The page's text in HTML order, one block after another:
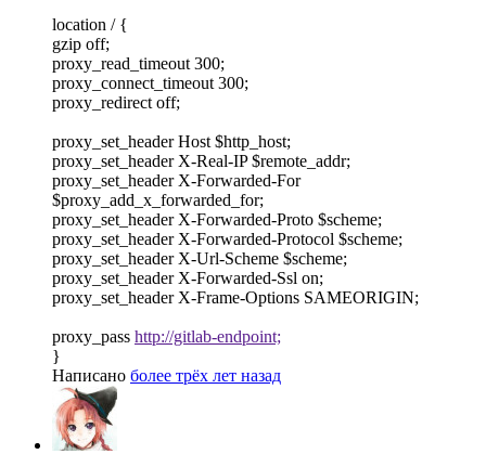
location / {
gzip off;
proxy_read_timeout 300;
proxy_connect_timeout 300;
proxy_redirect off;
proxy_set_header Host $http_host;
proxy_set_header X-Real-IP $remote_addr;
proxy_set_header X-Forwarded-For
$proxy_add_x_forwarded_for;
proxy_set_header X-Forwarded-Proto $scheme;
proxy_set_header X-Forwarded-Protocol $scheme;
proxy_set_header X-Url-Scheme $scheme;
proxy_set_header X-Forwarded-Ssl on;
proxy_set_header X-Frame-Options SAMEORIGIN;
proxy_pass http://gitlab-endpoint;
}
Написано более трёх лет назад